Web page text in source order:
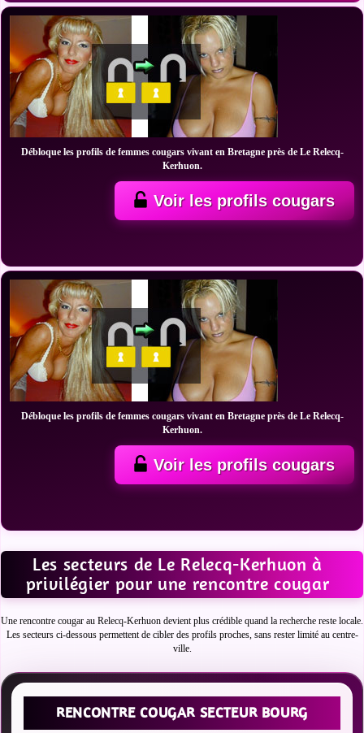
Débloque les profils de femmes cougars vivant en Bretagne près de Le Relecq-
Kerhuon.
Voir les profils cougars
Débloque les profils de femmes cougars vivant en Bretagne près de Le Relecq-
Kerhuon.
Voir les profils cougars
Les secteurs de Le Relecq-Kerhuon à
privilégier pour une rencontre cougar
Une rencontre cougar au Relecq-Kerhuon devient plus crédible quand la recherche reste locale.
Les secteurs ci-dessous permettent de cibler des profils proches, sans rester limité au centre-
ville.
RENCONTRE COUGAR SECTEUR BOURG